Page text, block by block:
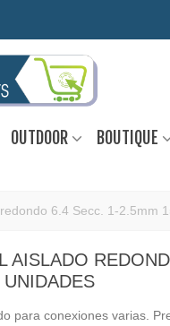
OUTDOOR BOUTIQUE
6.4 Secc. 1-2.5mm
AISLADO
para conexiones varias.